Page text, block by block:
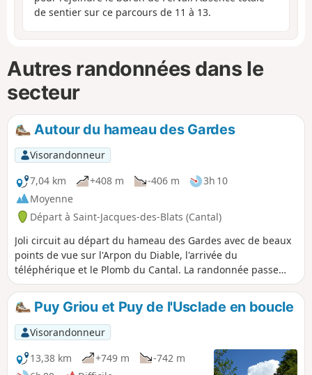
de sentier sur ce parcours de 11 à 13.
Autres randonnées dans le
secteur
Autour du hameau des Gardes
Visorandonneur
7,04 km
+408 m -406 m
3h 10
Moyenne
Départ à Saint-Jacques-des-Blats (Cantal)
Joli circuit au départ du hameau des Gardes avec de beaux
points de vue sur l'Arpon du Diable, l'arrivée du
téléphérique et le Plomb du Cantal. La randonnée passe
dans les estives et au-dessus de la station du Lioran.
Attention aux vaches présentes en été comme en automne.
Puy Griou et Puy de l'Usclade en boucle
Visorandonneur
13,38 km
+749 m
-742 m